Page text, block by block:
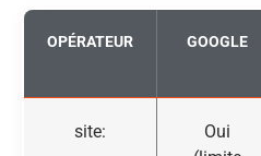
OPÉRATEUR GOOGLE
site:
Oui